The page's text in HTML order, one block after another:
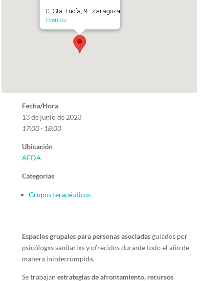
C. Sta. Lucía, 9 - Zaragoza
Eventos
Fecha/Hora
13 de junio de 2023
17:00 - 18:00
Ubicación
AFDA
Categorías
Grupos terapéuticos
Espacios grupales para personas asociadasguiados por
psicólogxs sanitarixs y ofrecidos durante todo el año de
manera ininterrumpida.
Se trabajan estrategias de afrontamiento, recursos